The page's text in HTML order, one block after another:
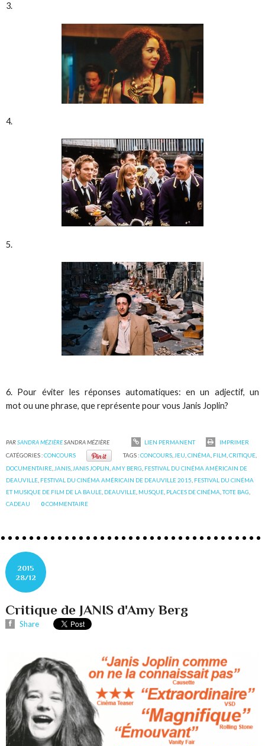
3.
4.
5.
6. Pour éviter les réponses automatiques: en un adjectif, un
mot ou une phrase, que représente pour vous Janis Joplin?
PARSANDRA MÉZIÈRESANDRA MÉZIÈRE LIEN PERMANENT
IMPRIMER
CATÉGORIES :CONCOURS TAGS :CONCOURS, JEU CINÉMA FILM CRITIQUE,
DOCUMENTAIRE JANIS JANIS JOPLIN ,AMY BERG FESTIVAL DU CINÉMA AMÉRICAIN DE
DEAUVILLE FESTIVAL DU CINÉMA AMÉRICAIN DE DEAUVILLE 2015 FESTIVAL DU CINÉMA
ET MUSIQUE DE FILM DE LA BAULE DEAUVILLE MUSQUE PLACES DE CINÉMA ,TOTE BAG
CADEAU
0COMMENTAIRE
2015
28/12
Critique de JANIS d'Amy Berg
Share